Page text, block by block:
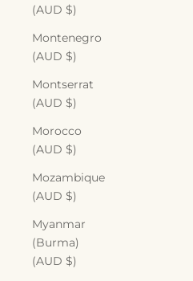
(AUD $)
Montenegro
(AUD $)
Montserrat
(AUD $)
Morocco
(AUD $)
Mozambique
(AUD $)
Myanmar
(Burma)
(AUD $)